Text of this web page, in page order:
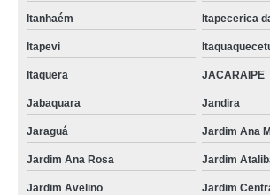
queijomatic 10000 litros comprar Sapopemba
queijomatic 200 litros orçamento Salvador
queijomatic 3000 litros orçamento Caetés
máquina queijomatic comprar Quinta da Paineira
queijomatic fechada comprar Jardim Elba
máquina queijomatic Itatiaia
Itanhaém Itapecerica
Itapevi
Itaquera JACARAIPE
Jabaquara Jandira
Jaraguá Jardim Ana
Jardim Ana Rosa Jardim
Jardim Avelino Jardim